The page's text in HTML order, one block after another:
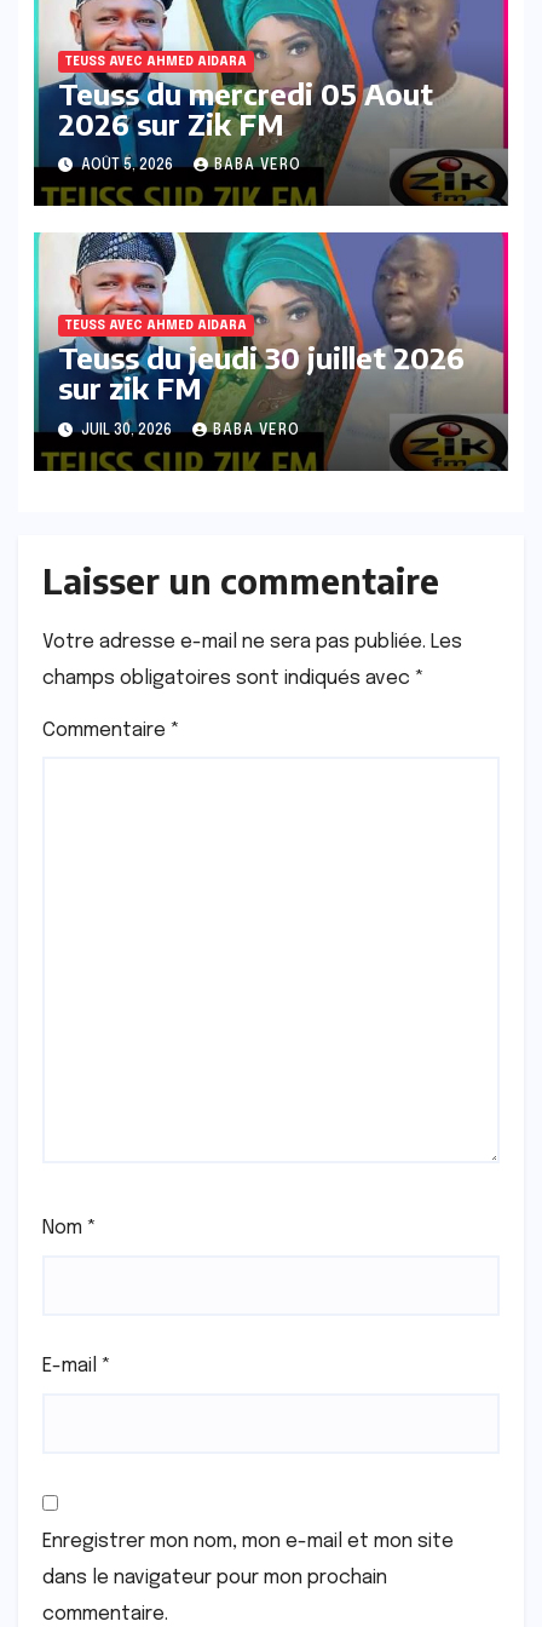
TEUSS AVEC AHMED AIDARA
Teuss du mercredi 05 Aout
2026 sur Zik FM
AOÛT 5, 2026 BABA VERO
TEUSS AVEC AHMED AIDARA
Teuss du jeudi 30 juillet 2026
sur zik FM
JUIL 30, 2026 BABA VERO
Laisser un commentaire
Votre adresse e-mail ne sera pas publiée. Les
champs obligatoires sont indiqués avec *
Commentaire *
Nom *
E-mail *
Enregistrer mon nom, mon e-mail et mon site
dans le navigateur pour mon prochain
commentaire.